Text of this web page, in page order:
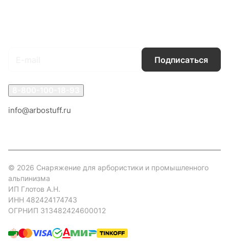
Подписаться
info@arbostuff.ru
© 2026 Снаряжение для арбористики и промышленного
альпинизма
ИП Глотов А.Н.
ИНН 482424174743
ОГРНИП 313482424600012